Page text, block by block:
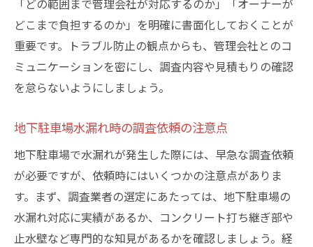
「どの範囲まで管理会社が対応するのか」「オーナーが
どこまで負担するのか」を明確に書面化しておくことが
重要です。トラブル防止の観点からも、管理会社とのコ
ミュニケーションを密にし、調査内容や見積もりの確認
を怠らないようにしましょう。
地下駐車場水漏れ時の調査依頼の注意点
地下駐車場で水漏れが発生した際には、早急な調査依頼
が必要ですが、依頼時にはいくつかの注意点がありま
す。まず、調査業者の選定にあたっては、地下駐車場の
水漏れ対応に実績があるか、コンクリート打ち継ぎ部や
止水壁など専門的な知見があるかを確認しましょう。経